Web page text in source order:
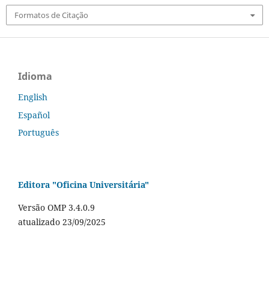
Formatos de Citação
Idioma
English
Español
Português
Editora "Oficina Universitária"
Versão OMP 3.4.0.9
atualizado 23/09/2025